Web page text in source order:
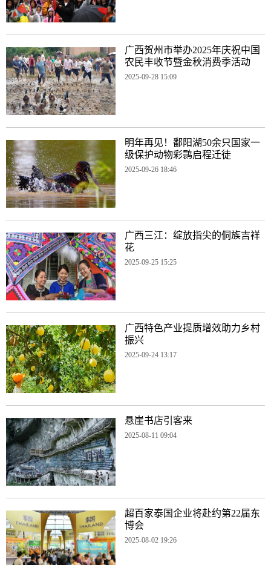
广西贺州市举办2025年庆祝中国
农民丰收节暨金秋消费季活动
2025-09-28 15:09
明年再见！鄱阳湖50余只国家一
级保护动物彩鹮启程迁徒
2025-09-26 18:46
广西三江：绽放指尖的侗族吉祥
花
2025-09-25 15:25
广西特色产业提质增效助力乡村
振兴
2025-09-24 13:17
悬崖书店引客来
2025-08-11 09:04
超百家泰国企业将赴约第22届东
博会
2025-08-02 19:26